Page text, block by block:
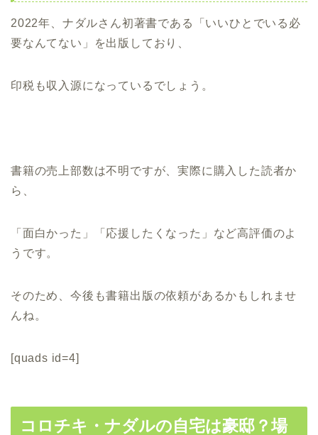
2022年、ナダルさん初著書である「いいひとでいる必
要なんてない」を出版しており、
印税も収入源になっているでしょう。
書籍の売上部数は不明ですが、実際に購入した読者か
ら、
「面白かった」「応援したくなった」など高評価のよ
うです。
そのため、今後も書籍出版の依頼があるかもしれませ
んね。
[quads id=4]
コロチキ・ナダルの自宅は豪邸？場